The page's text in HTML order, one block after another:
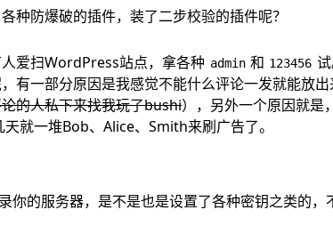
种防爆破的插件，装了二步校验的插件呢？
爱扫WordPress站点，拿各种 admin 和 123456 试
有一部分原因是我感觉不能什么评论一发就能放
的人私下来找我玩了bushi），另外一个原因就是
就一堆Bob、Alice、Smith来刷广告了。
你的服务器，是不是也是设置了各种密钥之类的，